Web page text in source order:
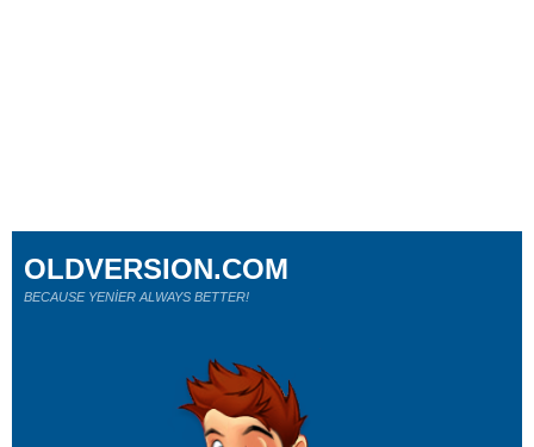
OLDVERSION.COM
BECAUSE YENİER ALWAYS BETTER!